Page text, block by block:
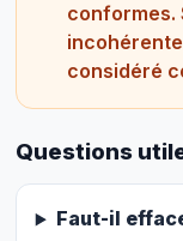
conformes.
considéré
Questions
Faut-il